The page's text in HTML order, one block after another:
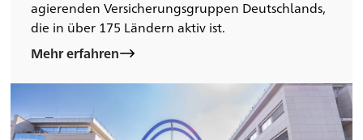
agierenden Versicherungsgruppen Deutschlands,
die in über 175 Ländern aktiv ist.
Mehr erfahren